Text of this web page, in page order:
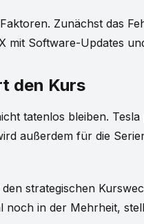
Zunächst das
mit Software-Updates
den Kurs
tatenlos bleiben.
außerdem für die
strategischen
in der Mehrheit,